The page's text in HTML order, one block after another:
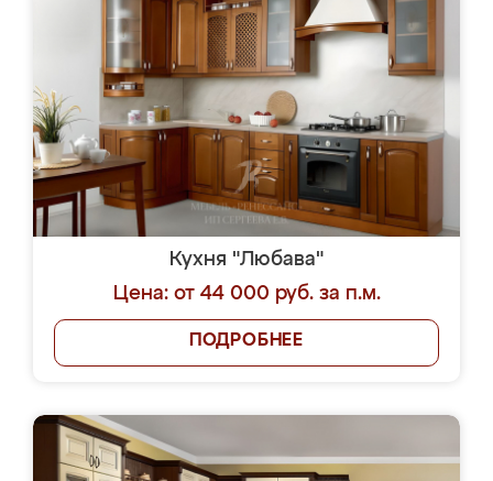
Кухня "Любава"
Цена: от 44 000 руб. за п.м.
ПОДРОБНЕЕ